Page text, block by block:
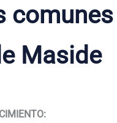
comunes
Maside
: